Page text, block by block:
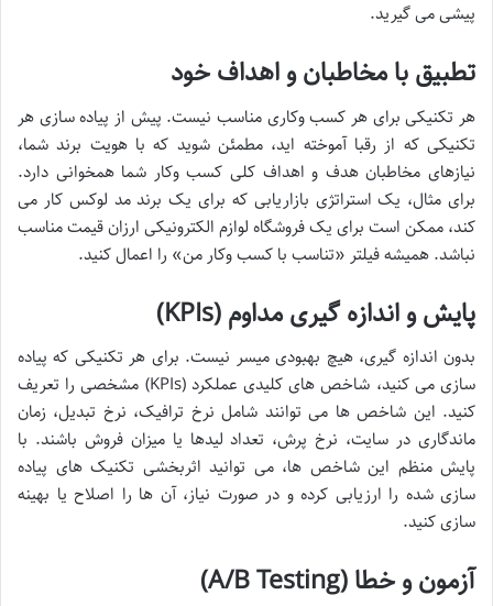
پیشی می گیرید.
تطبیق با مخاطبان و اهداف خود
هر تکنیکی برای هر کسب وکاری مناسب نیست. پیش از پیاده سازی هر
تکنیکی که از رقبا آموخته اید، مطمئن شوید که با هویت برند شما،
نیازهای مخاطبان هدف و اهداف کلی کسب وکار شما همخوانی دارد.
برای مثال، یک استراتژی بازاریابی که برای یک برند مد لوکس کار می
کند، ممکن است برای یک فروشگاه لوازم الکترونیکی ارزان قیمت مناسب
نباشد. همیشه فیلتر «تناسب با کسب وکار من» را اعمال کنید.
پایش و اندازه گیری مداوم (KPIs)
بدون اندازه گیری، هیچ بهبودی میسر نیست. برای هر تکنیکی که پیاده
سازی می کنید، شاخص های کلیدی عملکرد (KPIs) مشخصی را تعریف
کنید. این شاخص ها می توانند شامل نرخ ترافیک، نرخ تبدیل، زمان
ماندگاری در سایت، نرخ پرش، تعداد لیدها یا میزان فروش باشند. با
پایش منظم این شاخص ها، می توانید اثربخشی تکنیک های پیاده
سازی شده را ارزیابی کرده و در صورت نیاز، آن ها را اصلاح یا بهینه
سازی کنید.
آزمون و خطا (A/B Testing)